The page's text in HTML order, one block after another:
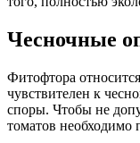
Чесночные
Фитофтора
чувствителен к
споры. Чтобы не
томатов необходимо